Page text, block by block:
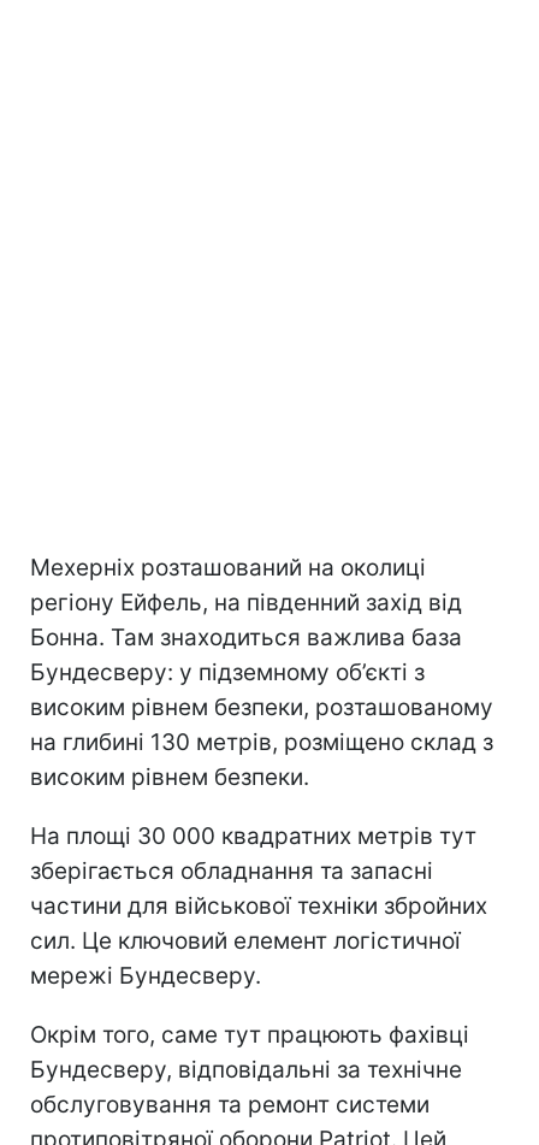
Мехерніх розташований на околиці
регіону Ейфель, на південний захід від
Бонна. Там знаходиться важлива база
Бундесверу: у підземному об’єкті з
високим рівнем безпеки, розташованому
на глибині 130 метрів, розміщено склад з
високим рівнем безпеки.
На площі 30 000 квадратних метрів тут
зберігається обладнання та запасні
частини для військової техніки збройних
сил. Це ключовий елемент логістичної
мережі Бундесверу.
Окрім того, саме тут працюють фахівці
Бундесверу, відповідальні за технічне
обслуговування та ремонт системи
протиповітряної оборони Patriot. Цей